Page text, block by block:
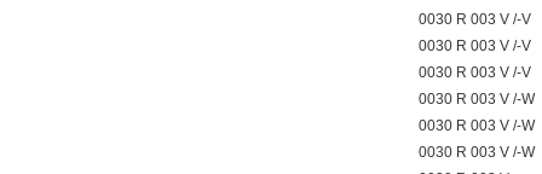
0030 R 003 V /-V
0030 R 003 V /-V
0030 R 003 V /-V
0030 R 003 V /-W
0030 R 003 V /-W
0030 R 003 V /-W